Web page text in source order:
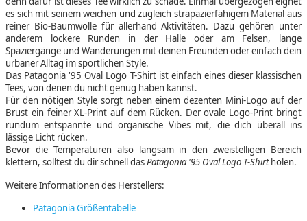
es sich mit seinem weichen und zugleich strapazierfähigem Material aus
reiner Bio-Baumwolle für allerhand Aktivitäten. Dazu gehören unter
anderem lockere Runden in der Halle oder am Felsen, lange
Spaziergänge und Wanderungen mit deinen Freunden oder einfach dein
urbaner Alltag im sportlichen Style.
Das Patagonia '95 Oval Logo T-Shirt ist einfach eines dieser klassischen
Tees, von denen du nicht genug haben kannst.
Für den nötigen Style sorgt neben einem dezenten Mini-Logo auf der
Brust ein feiner XL-Print auf dem Rücken. Der ovale Logo-Print bringt
rundum entspannte und organische Vibes mit, die dich überall ins
lässige Licht rücken.
Bevor die Temperaturen also langsam in den zweistelligen Bereich
klettern, solltest du dir schnell dasPatagonia '95 Oval Logo T-Shirtholen.
Weitere Informationen des Herstellers:
Patagonia Größentabelle